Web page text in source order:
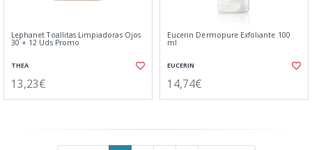
Lephanet Toallitas Limpiadoras Ojos
30 + 12 Uds Promo
THEA
13,23€
Eucerin Dermopure Exfoliante 100
ml
EUCERIN
14,74€